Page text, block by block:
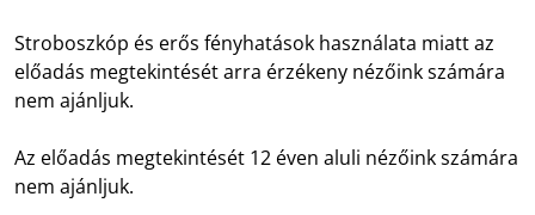
Stroboszkóp és erős fényhatások használata miatt az
előadás megtekintését arra érzékeny nézőink számára
nem ajánljuk.
Az előadás megtekintését 12 éven aluli nézőink számára
nem ajánljuk.